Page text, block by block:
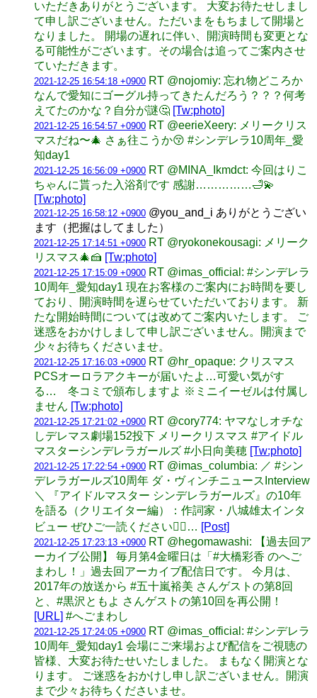
いただきありがとうございます。 大変お待たせしまし
て申し訳ございません。ただいまをもちまして開場と
なりました。 開場の遅れに伴い、開演時間も変更とな
る可能性がございます。その場合は追ってご案内させ
ていただきます。
2021-12-25 16:54:18 +0900 RT @nojomiy: 忘れ物どころか
なんで愛知にゴーグル持ってきたんだろう？？？何考
えてたのかな？自分が謎🤔 [Tw:photo]
2021-12-25 16:54:57 +0900 RT @eerieXeery: メリークリス
マスだね〜🎄 さぁ往こうか😚 #シンデレラ10周年_愛
知day1
2021-12-25 16:56:09 +0900 RT @MINA_Ikmdct: 今回はりこ
ちゃんに貰った入浴剤です 感謝……………🛁💫
[Tw:photo]
2021-12-25 16:58:12 +0900 @you_and_i ありがとうござい
ます（把握はしてました）
2021-12-25 17:14:51 +0900 RT @ryokonekousagi: メリーク
リスマス🎄🍰 [Tw:photo]
2021-12-25 17:15:09 +0900 RT @imas_official: #シンデレラ
10周年_愛知day1 現在お客様のご案内にお時間を要し
ており、開演時間を遅らせていただいております。 新
たな開始時間については改めてご案内いたします。 ご
迷惑をおかけしまして申し訳ございません。開演まで
少々お待ちくださいませ。
2021-12-25 17:16:03 +0900 RT @hr_opaque: クリスマス
PCSオーロラアクキーが届いたよ…可愛い気がす
る… 冬コミで頒布しますよ ※ミニイーゼルは付属し
ません [Tw:photo]
2021-12-25 17:21:02 +0900 RT @cory774: ヤマなしオチな
しデレマス劇場152投下 メリークリスマス #アイドル
マスターシンデレラガールズ #小日向美穂 [Tw:photo]
2021-12-25 17:22:54 +0900 RT @imas_columbia: ／ #シン
デレラガールズ10周年 ダ・ヴィンチニュースInterview
＼ 『アイドルマスター シンデレラガールズ』の10年
を語る（クリエイター編）：作詞家・八城雄太インタ
ビュー ぜひご一読ください💁‍♀️… [Post]
2021-12-25 17:23:13 +0900 RT @hegomawashi: 【過去回ア
ーカイブ公開】 毎月第4金曜日は「#大橋彩香 のへご
まわし！」過去回アーカイブ配信日です。 今月は、
2017年の放送から #五十嵐裕美 さんゲストの第8回
と、#黒沢ともよ さんゲストの第10回を再公開！
[URL] #へごまわし
2021-12-25 17:24:05 +0900 RT @imas_official: #シンデレラ
10周年_愛知day1 会場にご来場および配信をご視聴の
皆様、大変お待たせいたしました。 まもなく開演とな
ります。 ご迷惑をおかけし申し訳ございません。開演
まで少々お待ちくださいませ。